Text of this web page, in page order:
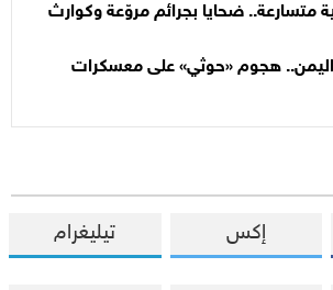
متسارعة.. ضحايا بجرائم مروّعة وكوارث
هجوم «حوثي» على معسكرات
إكس تيليغرام